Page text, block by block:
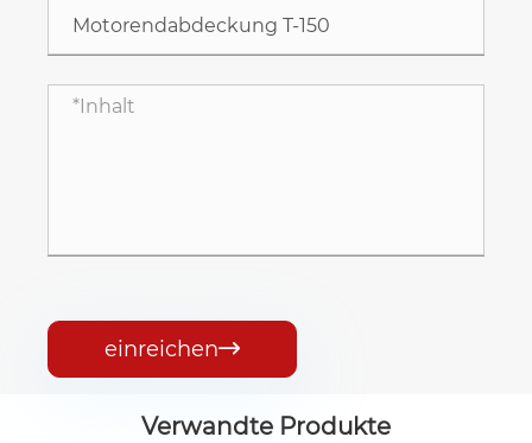
einreichen
Verwandte Produkte